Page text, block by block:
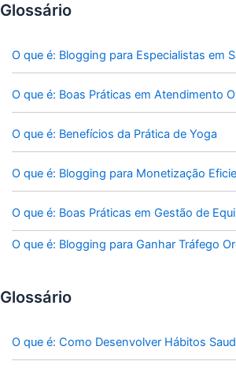
Glossário
O que é: Blogging para Especialistas em
O que é: Boas Práticas em Atendimento
O que é: Benefícios da Prática de Yoga
O que é: Blogging para Monetização
O que é: Boas Práticas em Gestão de
O que é: Blogging para Ganhar Tráfego
Glossário
O que é: Como Desenvolver Hábitos